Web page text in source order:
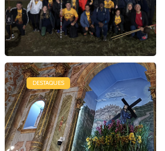
DESTAQUES